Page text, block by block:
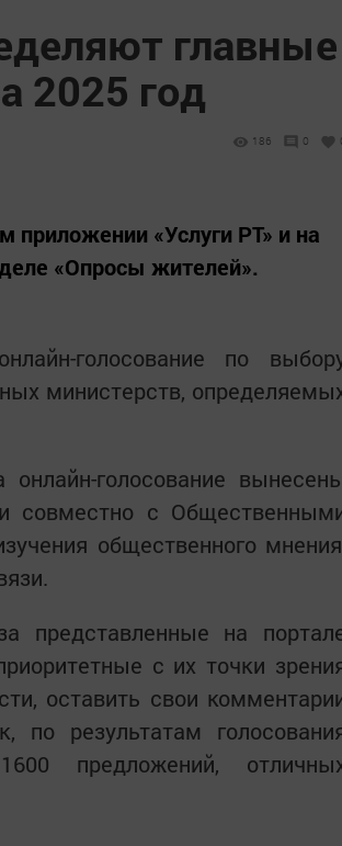
главные
2025 год
186 0
«Услуги РТ» и на
«Опросы жителей».
голосование по
министерств,
голосование
совместно с
общественного
представленные на
с их точки
оставить свои
по результатам
предложений,